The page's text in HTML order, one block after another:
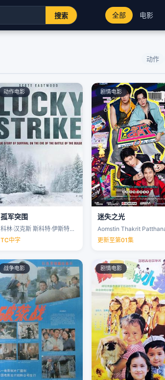
搜索 全部 电影
动作
动作电影
孤军突围
科林·汉克斯 斯科特·伊斯特伍德 安洁纽·艾莉丝-泰勒 泰勒·约翰·史密斯 …
TC中字
剧情电影
迷失之光
更新至第01集
战争电影 剧情电影